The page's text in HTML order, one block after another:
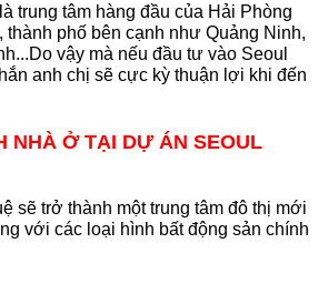
trung tâm hàng đầu của Hải Phòng
thành phố bên cạnh như Quảng Ninh,
vậy mà nếu đầu tư vào Seoul
anh chị sẽ cực kỳ thuận lợi khi đến
NHÀ Ở TẠI DỰ ÁN SEOUL
sẽ trở thành một trung tâm đô thị mới
với các loại hình bất động sản chính